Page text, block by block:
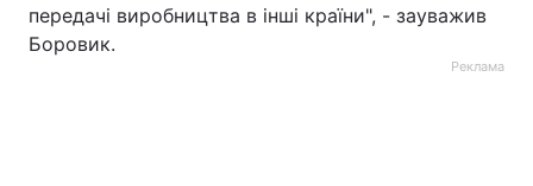
передачі виробництва в інші країни", - зауважив
Боровик.
Реклама